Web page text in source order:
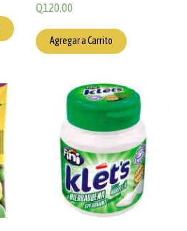
Q120.00
Agregar a Carrito